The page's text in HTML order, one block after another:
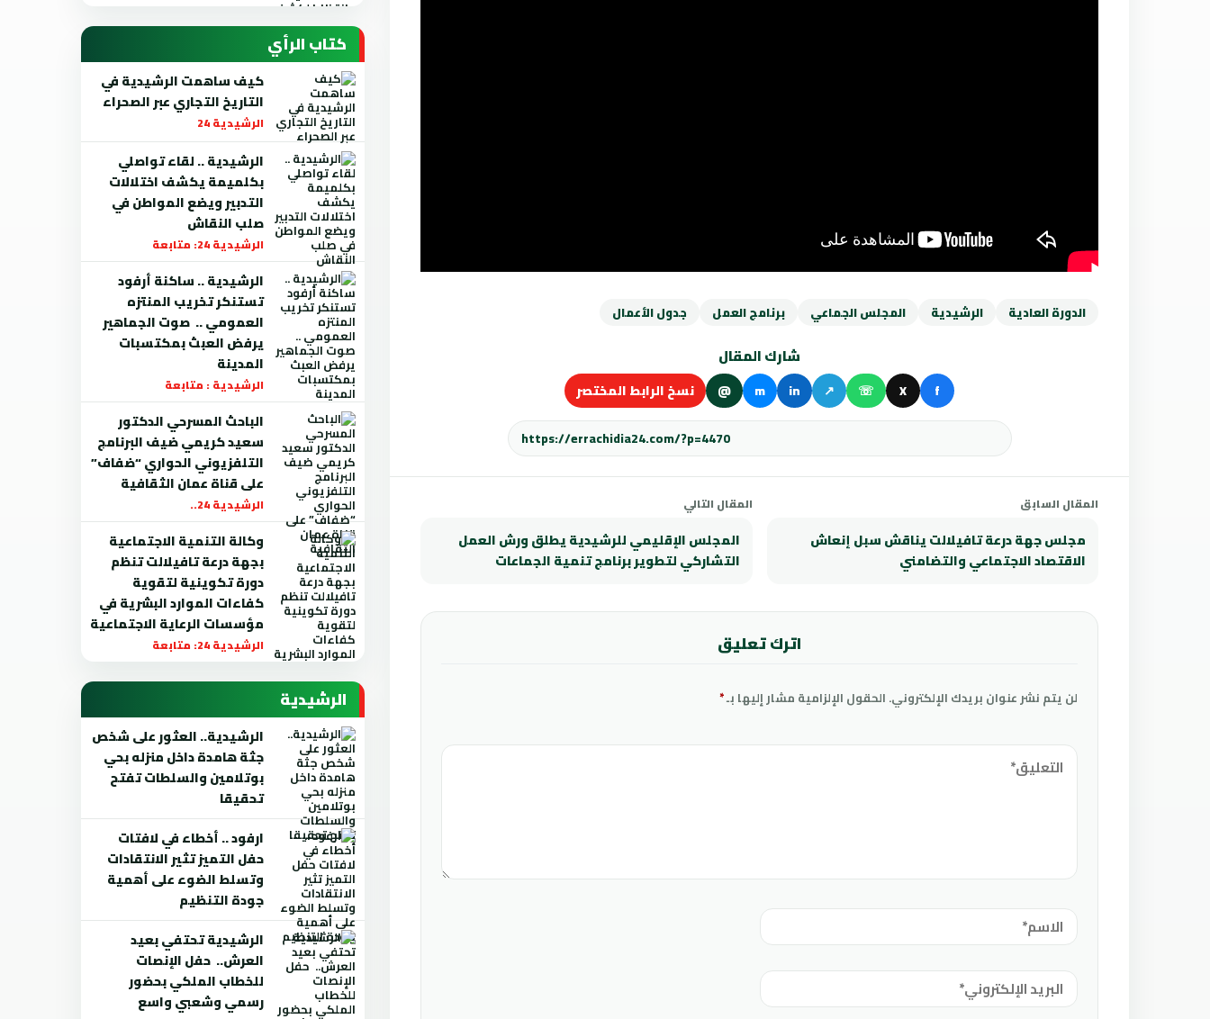
الدورة العادية الرشيدية المجلس الجماعي برنامج العمل جدول الأعمال
شارك المقال
f
X
☏
↗
in
m
@ نسخ الرابط المختصر
المقال السابق
مجلس جهة درعة تافيلالت يناقش سبل إنعاش
الاقتصاد الاجتماعي والتضامني
المقال التالي
المجلس الإقليمي للرشيدية يطلق ورش العمل
التشاركي لتطوير برنامج تنمية الجماعات
اترك تعليق
لن يتم نشر عنوان بريدك الإلكتروني. الحقول الإلزامية مشار إليها بـ*
كتاب الرأي
كيف ساهمت الرشيدية في
التاريخ التجاري عبر الصحراء
الرشيدية 24
الرشيدية .. لقاء تواصلي
بكلميمة يكشف اختلالات
التدبير ويضع المواطن في
صلب النقاش
الرشيدية 24: متابعة
الرشيدية .. ساكنة أرفود
تستنكر تخريب المنتزه
العمومي .. صوت الجماهير
يرفض العبث بمكتسبات
المدينة
الرشيدية : متابعة
الباحث المسرحي الدكتور
سعيد كريمي ضيف البرنامج
التلفزيوني الحواري “ضفاف”
على قناة عمان الثقافية
الرشيدية 24..
وكالة التنمية الاجتماعية
بجهة درعة تافيلالت تنظم
دورة تكوينية لتقوية
كفاءات الموارد البشرية في
مؤسسات الرعاية الاجتماعية
الرشيدية 24: متابعة
الرشيدية
الرشيدية.. العثور على شخص
جثة هامدة داخل منزله بحي
بوتلامين والسلطات تفتح
تحقيقا
ارفود .. أخطاء في لافتات
حفل التميز تثير الانتقادات
وتسلط الضوء على أهمية
جودة التنظيم
الرشيدية تحتفي بعيد
العرش.. حفل الإنصات
للخطاب الملكي بحضور
رسمي وشعبي واسع